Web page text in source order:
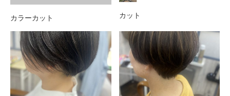
カラーカット カット